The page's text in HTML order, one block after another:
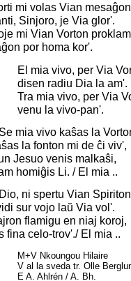
mi volas Vian
Sinjoro, je Via glor'.
mi Vian Vorton
por homa kor'.
El mia vivo, per Via
disen radiu Dia la am'.
Tra mia vivo, per Via
venu la vivo-pan'.
mia vivo kaŝas la
la fonton mi de ĉi viv',
Jesuo venis malkaŝi,
homiĝis Li. / El mia ..
ni spertu Vian Spiriton
sur vojo laŭ Via vol'.
flamigu en niaj koroj,
fina celo-trov'./ El mia ..
M+V Nkoungou Hilaire
V al la sveda tr. Olle
E A. Ahlrén / A. Bh.